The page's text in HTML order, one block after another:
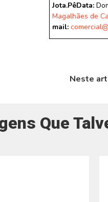
Jota.PêData:
Magalhães de
mail:
Neste
Que